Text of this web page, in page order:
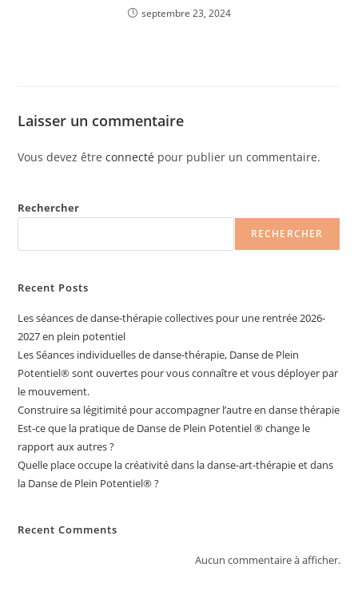
septembre 23, 2024
Laisser un commentaire
Vous devez êtreconnecté pour publier un commentaire.
Rechercher
RECHERCHER
Recent Posts
Les séances de danse-thérapie collectives pour une rentrée 2026-
2027 en plein potentiel
Les Séances individuelles de danse-thérapie, Danse de Plein
Potentiel®️ sont ouvertes pour vous connaître et vous déployer par
le mouvement.
Construire sa légitimité pour accompagner l’autre en danse thérapie
Est-ce que la pratique de Danse de Plein Potentiel ® change le
rapport aux autres ?
Quelle place occupe la créativité dans la danse-art-thérapie et dans
la Danse de Plein Potentiel® ?
Recent Comments
Aucun commentaire à afficher.